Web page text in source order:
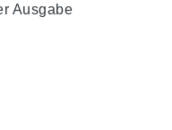
Ausgabe